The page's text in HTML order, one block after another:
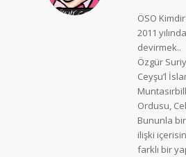
ÖSO
2011
devirmek..
Özgür
Ceyşu’l
Ordusu,
Bununla
ilişki
farklı bir